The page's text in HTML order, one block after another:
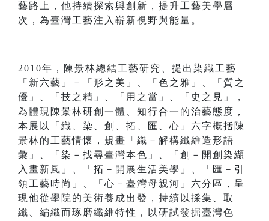
藝路上，他持續探索與創新，提升工藝美學層
次，為臺灣工藝注入嶄新視野與能量。
2010年，陳景林總結工藝研究、提出染織工藝
「新六藝」－「形之美」、「色之雅」、「質之
優」、「技之精」、「用之當」、「史之見」，
為體現陳景林研創一體、知行合一的治藝態度，
本展以「織、染、創、拓、匯、心」六字概括陳
景林的工藝情懷，規畫「織－解構纖維造形語
彙」、「染－找尋臺灣本色」、「創－開創染纈
入畫新風」、「拓－開展生活美學」、「匯－引
領工藝時尚」、「心－臺灣母親河」六分區，呈
現他從學院的美術養成出發，持續以採集、取
纖、編織而琢磨纖維特性，以研試發掘臺灣色